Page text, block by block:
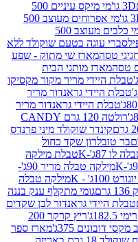
3D גו'מי מיקס עיניים 500
3D גו'מי אפרוחים מעוצב 500
3D גו'מי כלבים מעוצב 500
בטעם שוקולד ללא
שי מתוק - שפע
הבית
מריר מקור מקסיקו
גראנדור מריר
גראנדור מריר
רולטה 120 גרם CANDY
שוקולד מיני פרנדס
שקד כחול
טבלת מילקה
מילקה טבלה מריר 90ג'-
מילקה טבלה
מתקלף ענק בננה
לבן שקדים
ריץ קרקר 200
מארז ספר